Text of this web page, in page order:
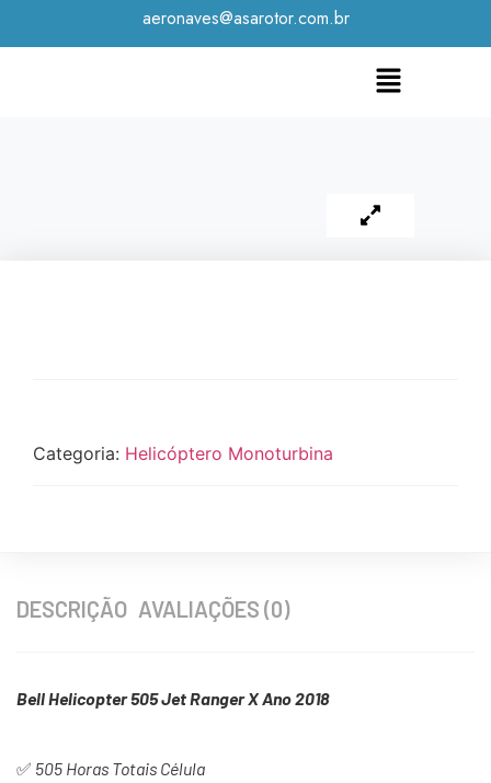
aeronaves@asarotor.com.br
Categoria: Helicóptero Monoturbina
DESCRIÇÃO AVALIAÇÕES (0)
Bell Helicopter 505 Jet Ranger X Ano 2018
✅ 505 Horas Totais Célula